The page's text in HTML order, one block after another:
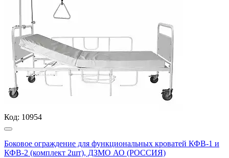
Код: 10954
Боковое ограждение для функциональных кроватей КФВ-1 и
КФВ-2 (комплект 2шт), ДЗМО АО (РОССИЯ)